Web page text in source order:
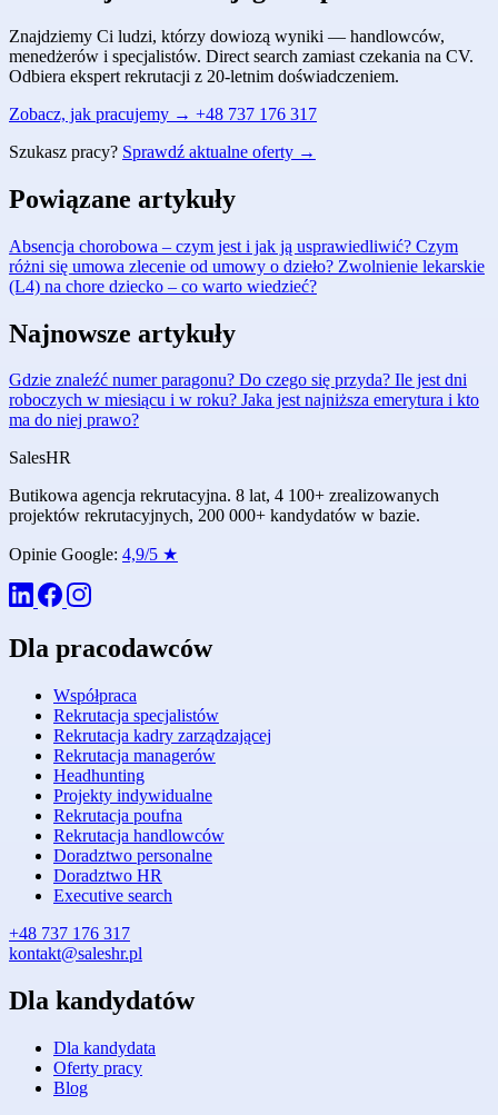
Znajdziemy Ci ludzi, którzy dowiozą wyniki — handlowców,
menedżerów i specjalistów. Direct search zamiast czekania na CV.
Odbiera ekspert rekrutacji z 20-letnim doświadczeniem.
Zobacz, jak pracujemy → +48 737 176 317
Szukasz pracy? Sprawdź aktualne oferty →
Powiązane artykuły
Absencja chorobowa – czym jest i jak ją usprawiedliwić? Czym
różni się umowa zlecenie od umowy o dzieło? Zwolnienie lekarskie
(L4) na chore dziecko – co warto wiedzieć?
Najnowsze artykuły
Gdzie znaleźć numer paragonu? Do czego się przyda? Ile jest dni
roboczych w miesiącu i w roku? Jaka jest najniższa emerytura i kto
ma do niej prawo?
SalesHR
Butikowa agencja rekrutacyjna. 8 lat, 4 100+ zrealizowanych
projektów rekrutacyjnych, 200 000+ kandydatów w bazie.
Opinie Google: 4,9/5 ★
Dla pracodawców
Współpraca
Rekrutacja specjalistów
Rekrutacja kadry zarządzającej
Rekrutacja managerów
Headhunting
Projekty indywidualne
Rekrutacja poufna
Rekrutacja handlowców
Doradztwo personalne
Doradztwo HR
Executive search
+48 737 176 317
kontakt@saleshr.pl
Dla kandydatów
Dla kandydata
Oferty pracy
Blog